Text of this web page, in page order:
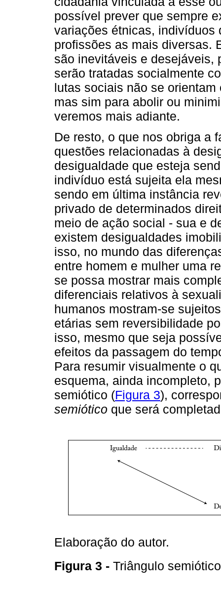
possível prever que sempre
variações étnicas, indivíduos
profissões as mais diversas.
são inevitáveis e desejáveis,
serão tratadas socialmente
lutas sociais não se
mas sim para abolir ou
veremos mais adiante.
De resto, o que nos obriga a
questões relacionadas à
desigualdade que esteja
indivíduo está sujeita ela
sendo em última instância
privado de determinados
meio de ação social - sua e
existem desigualdades
isso, no mundo das
entre homem e mulher uma
se possa mostrar mais
diferenciais relativos à
humanos mostram-se
etárias sem reversibilidade
isso, mesmo que seja
efeitos da passagem do
Para resumir visualmente o
esquema, ainda incompleto,
semiótico (Figura 3),
semiótico que será
Elaboração do autor.
Figura 3 - Triângulo